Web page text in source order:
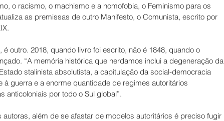
o racismo, o machismo e a homofobia, o Feminismo para os
as premissas de outro Manifesto, o Comunista, escrito por
outro. 2018, quando livro foi escrito, não é 1848, quando o
“A memória histórica que herdamos inclui a degeneração da
stalinista absolutista, a capitulação da social-democracia
à guerra e a enorme quantidade de regimes autoritários
anticoloniais por todo o Sul global”.
além de se afastar de modelos autoritários é preciso fugir